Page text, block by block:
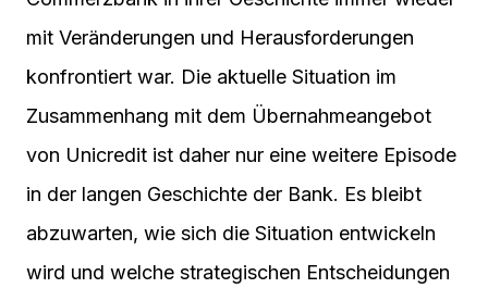
mit Veränderungen und Herausforderungen
konfrontiert war. Die aktuelle Situation im
Zusammenhang mit dem Übernahmeangebot
von Unicredit ist daher nur eine weitere Episode
in der langen Geschichte der Bank. Es bleibt
abzuwarten, wie sich die Situation entwickeln
wird und welche strategischen Entscheidungen